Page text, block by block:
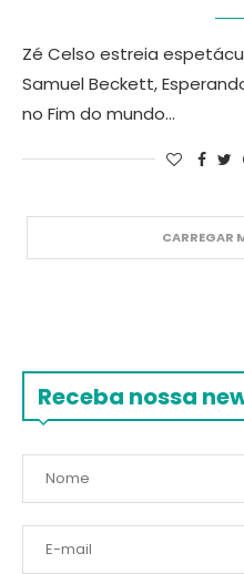
Zé Celso estreia
Samuel Beckett,
no Fim do mundo…
CARREGAR
Receba nossa